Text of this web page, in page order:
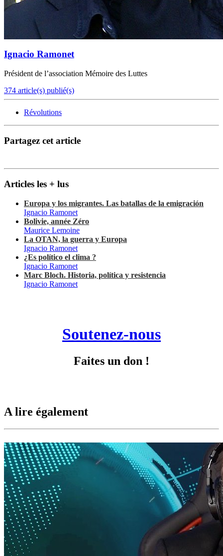
Ignacio Ramonet
Président de l’association Mémoire des Luttes
374 article(s) publié(s)
Révolutions
Partagez cet article
Articles les + lus
Europa y los migrantes. Las batallas de la emigración
Ignacio Ramonet
Bolivie, année Zéro
Maurice Lemoine
La OTAN, la guerra y Europa
Ignacio Ramonet
¿Es político el clima ?
Ignacio Ramonet
Marc Bloch. Historia, política y resistencia
Ignacio Ramonet
Soutenez-nous
Faites un don !
A lire également